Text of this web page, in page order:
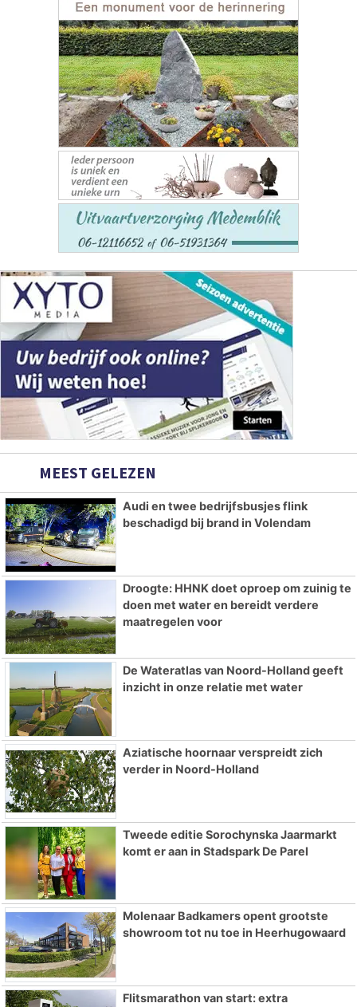
MEEST GELEZEN
Audi en twee bedrijfsbusjes flink
beschadigd bij brand in Volendam
Droogte: HHNK doet oproep om zuinig te
doen met water en bereidt verdere
maatregelen voor
De Wateratlas van Noord-Holland geeft
inzicht in onze relatie met water
Aziatische hoornaar verspreidt zich
verder in Noord-Holland
Tweede editie Sorochynska Jaarmarkt
komt er aan in Stadspark De Parel
Molenaar Badkamers opent grootste
showroom tot nu toe in Heerhugowaard
Flitsmarathon van start: extra